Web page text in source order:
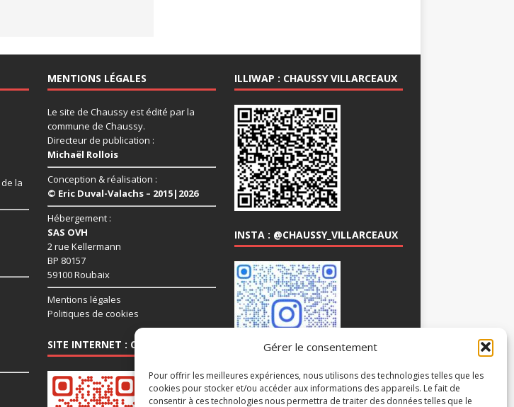
Gérer le consentement
Pour offrir les meilleures expériences, nous utilisons des technologies telles que les
cookies pour stocker et/ou accéder aux informations des appareils. Le fait de
consentir à ces technologies nous permettra de traiter des données telles que le
la
MENTIONS LÉGALES
Le site de Chaussy est édité par la
commune de Chaussy.
Directeur de publication :
Michaël Rollois
Conception & réalisation :
© Eric Duval-Valachs – 2015|2026
Hébergement :
SAS OVH
2 rue Kellermann
BP 80157
59100 Roubaix
Mentions légales
Politiques de cookies
SITE INTERNET : CHAUSSY95.COM
ILLIWAP : CHAUSSY VILLARCEAUX
INSTA : @CHAUSSY_VILLARCEAUX